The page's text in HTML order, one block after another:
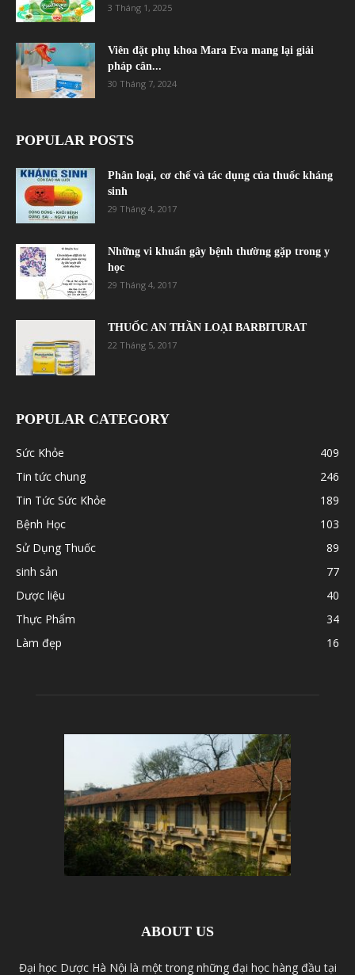
3 Tháng 1, 2025
Viên đặt phụ khoa Mara Eva mang lại giải
pháp cân...
30 Tháng 7, 2024
POPULAR POSTS
Phân loại, cơ chế và tác dụng của thuốc kháng
sinh
29 Tháng 4, 2017
Những vi khuẩn gây bệnh thường gặp trong y
học
29 Tháng 4, 2017
THUỐC AN THẦN LOẠI BARBITURAT
22 Tháng 5, 2017
POPULAR CATEGORY
Sức Khỏe
409
Tin tức chung
246
Tin Tức Sức Khỏe
189
Bệnh Học
103
Sử Dụng Thuốc
89
sinh sản
77
Dược liệu
40
Thực Phẩm
34
Làm đẹp
16
ABOUT US
Đại học Dược Hà Nội là một trong những đại học hàng đầu tại